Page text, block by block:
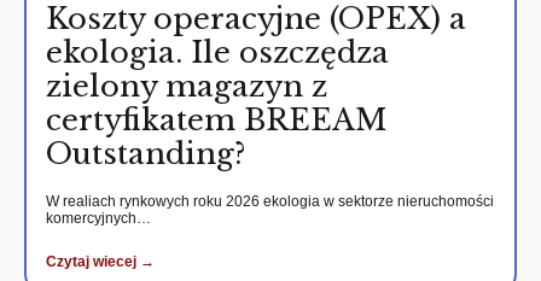
Koszty operacyjne (OPEX) a
ekologia. Ile oszczędza
zielony magazyn z
certyfikatem BREEAM
Outstanding?
W realiach rynkowych roku 2026 ekologia w sektorze nieruchomości
komercyjnych…
Czytaj wiecej →